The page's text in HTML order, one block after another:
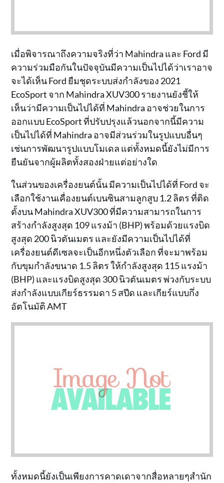
เมื่อพิจารณาถึงความจริงที่ว่า Mahindra และ Ford มี
ความร่วมมือกันในปัจจุบันมีความเป็นไปได้ว่าเราอาจ
จะได้เห็น Ford ยืมชุดระบบส่งกำลังของ 2021
EcoSport จาก Mahindra XUV300 รายงานยังชี้ให้
เห็นว่ามีความเป็นไปได้ที่ Mahindra อาจช่วยในการ
ออกแบบ EcoSport ที่ปรับปรุงแล้วนอกจากนี้มีความ
เป็นไปได้ที่ Mahindra อาจมีส่วนร่วมในรูปแบบอื่นๆ
เช่นการพัฒนารูปแบบโมเดล แต่ทั้งหมดนี้ยังไม่มีการ
ยืนยันจากผู้ผลิตทั้งสองฝ่ายแต่อย่างใด
ในส่วนของเครื่องยนต์นั้น มีความเป็นไปได้ที่ Ford จะ
เลือกใช้งานเคื่องยนต์เบนซินสามลูกสูบ 1.2 ลิตร ที่ติด
ตั้งบน Mahindra XUV300 ที่มีความสามารถในการ
สร้างกำลังสูงสุด 109 แรงม้า (BHP) พร้อมด้วยแรงบิด
สูงสุด 200 นิวตันเมตร และยังมีความเป็นไปได้ที่
เครื่องยนต์ดีเซลจะเป็นอีกหนึ่งตัวเลือก ที่จะมาพร้อม
กับขุมกำลังขนาด 1.5 ลิตร ให้กำลังสูงสุด 115 แรงม้า
(BHP) และแรงบิดสูงสุด 300 นิวตันเมตร พ่วงกับระบบ
ส่งกำลังแบบเกียร์ธรรมดา 5 สปีด และเกียร์แบบกึ่ง
อัตโนมัติ AMT
ทั้งหมดนี้ยังเป็นเพียงการคาดเดาจากสื่อหลายๆสำนัก